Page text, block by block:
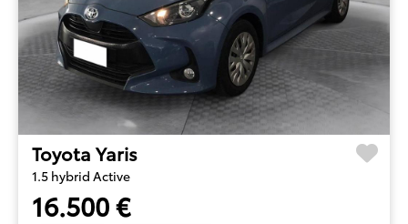
Toyota Yaris
1.5 hybrid Active
16.500 €